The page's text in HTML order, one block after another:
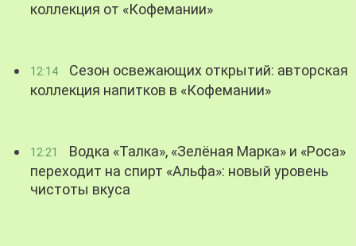
коллекция от «Кофемании»
12:14
Сезон освежающих открытий: авторская
коллекция напитков в «Кофемании»
12:21
Водка «Талка», «Зелёная Марка» и «Роса»
переходит на спирт «Альфа»: новый уровень
чистоты вкуса